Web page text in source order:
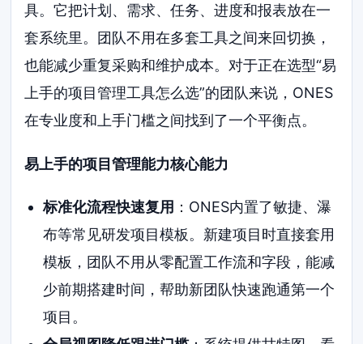
具。它把计划、需求、任务、进度和报表放在一
套系统里。团队不用在多套工具之间来回切换，
也能减少重复采购和维护成本。对于正在选型“易
上手的项目管理工具怎么选”的团队来说，ONES
在专业度和上手门槛之间找到了一个平衡点。
易上手的项目管理能力核心能力
标准化流程快速复用 ：ONES内置了敏捷、瀑
布等常见研发项目模板。新建项目时直接套用
模板，团队不用从零配置工作流和字段，能减
少前期搭建时间，帮助新团队快速跑通第一个
项目。